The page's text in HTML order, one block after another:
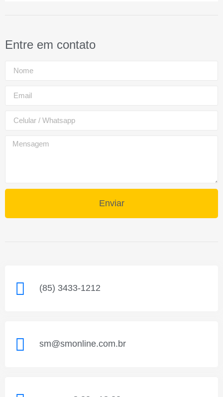
Entre em contato
Enviar
(85) 3433-1212
sm@smonline.com.br